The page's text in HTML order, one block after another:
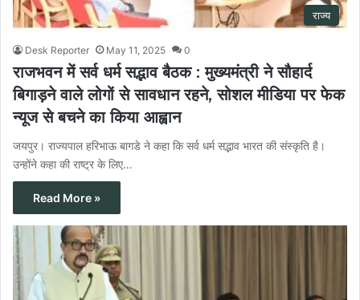
राज्य
Desk Reporter May 11, 2025 0
राजभवन में सर्व धर्म सद्भाव बैठक : मुख्यमंत्री ने सौहार्द
बिगाड़ने वाले लोगों से सावधान रहने, सोशल मीडिया पर फेक
न्यूज से बचने का किया आह्वान
जयपुर। राज्यपाल हरिभाऊ बागडे ने कहा कि सर्व धर्म सद्भाव भारत की संस्कृति है।
उन्होंने कहा की राष्ट्र के लिए…
Read More »